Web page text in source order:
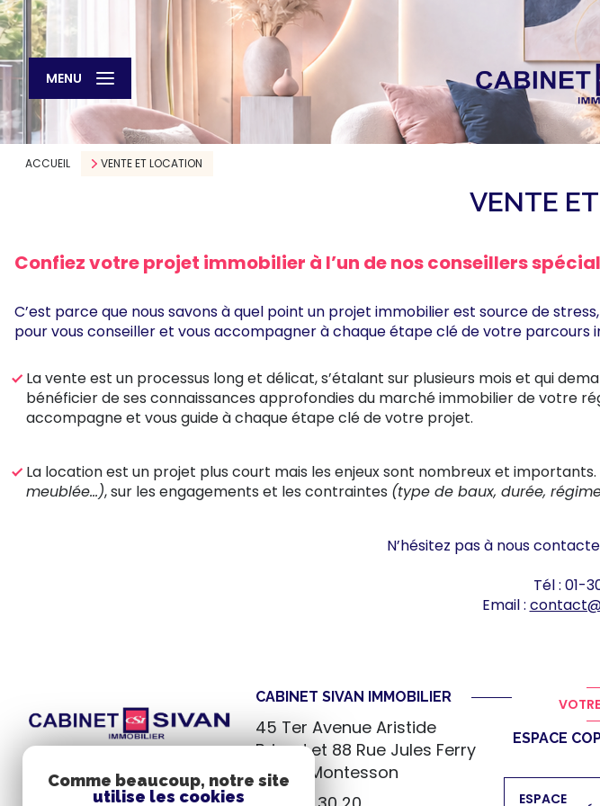
MENU
ACCUEIL VENTE ET LOCATION
VENTE
Confiez votre projet immobilier à l’un de nos conseillers
C’est parce que nous savons à quel point un projet immobilier est source de
pour vous conseiller et vous accompagner à chaque étape clé de votre parcours
La vente est un processus long et délicat, s’étalant sur plusieurs mois et qui
bénéficier de ses connaissances approfondies du marché immobilier de votre
accompagne et vous guide à chaque étape clé de votre projet.
La location est un projet plus court mais les enjeux sont nombreux et
meublée…), sur les engagements et les contraintes (type de baux, durée,
N’hésitez pas à nous
Tél : 01-
Email :
CABINET SIVAN IMMOBILIER
45 Ter Avenue Aristide
Briand et 88 Rue Jules Ferry
78360
Montesson
ESPACE
ESPACE
Comme beaucoup, notre site
utilise les cookies